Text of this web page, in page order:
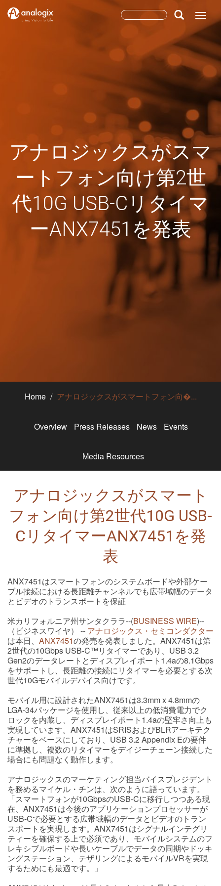
Skip
Search
Search
アナロジックスがスマ
ートフォン向け第2世
代10G USB-Cリタイマ
ーANX7451を発表
Home アナロジックスがスマートフォン向�...
Overview Press Releases News Events
Media Resources
アナロジックスがスマート
フォン向け第2世代10G USB-
CリタイマーANX7451を発
表
ANX7451はスマートフォンのシステムボードや外部ケー
ブル接続における長距離チャンネルでも広帯域幅のデータ
とビデオのトランスポートを保証
米カリフォルニア州サンタクララ--(BUSINESS WIRE)--
（ビジネスワイヤ） -- アナロジックス・セミコンダクター
は本日、 ANX7451の発売を発表しました。ANX7451は第
2世代の10Gbps USB-C™リタイマーであり、USB 3.2
Gen2のデータレートとディスプレイポート1.4aの8.1Gbps
をサポートし、長距離の接続にリタイマーを必要とする次
世代10Gモバイルデバイス向けです。
モバイル用に設計されたANX7451は3.3mm x 4.8mmの
LGA-34パッケージを使用し、従来以上の低消費電力でク
ロックを内蔵し、ディスプレイポート1.4aの堅牢さ向上も
実現しています。ANX7451はSRISおよびBLRアーキテク
チャーをベースにしており、USB 3.2 Appendix Eの要件
に準拠し、複数のリタイマーをデイジーチェーン接続した
場合にも問題なく動作します。
アナロジックスのマーケティング担当バイスプレジデント
を務めるマイケル・チンは、次のように語っています。
「スマートフォンが10GbpsのUSB-Cに移行しつつある現
在、ANX7451は今後のアプリケーションプロセッサーが
USB-Cで必要とする広帯域幅のデータとビデオのトラン
スポートを実現します。ANX7451はシグナルインテグリ
ティーを確保する上で必須であり、モバイルシステムのフ
レキシブルボードや長いケーブルでデータの同期やドッキ
ングステーション、テザリングによるモバイルVRを実現
するためにも最適です。」